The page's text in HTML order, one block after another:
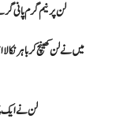
لن پر نیم گرم پانی
میں نے لن کھینچ کر باہر
لن نے ایک